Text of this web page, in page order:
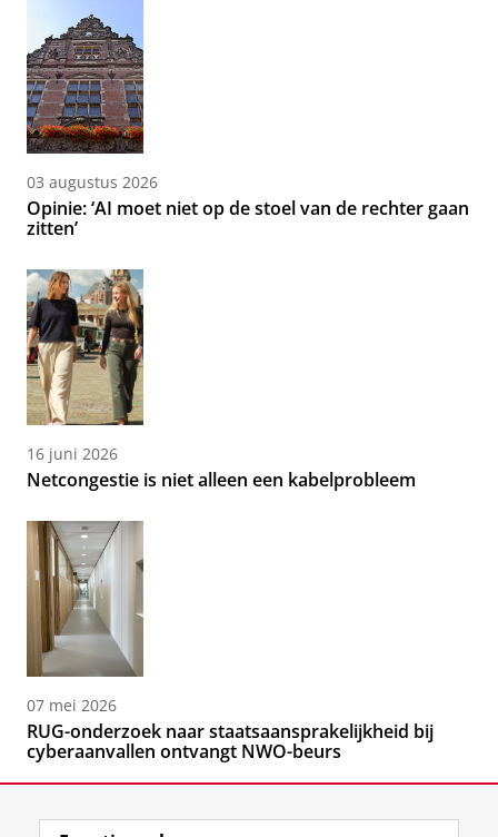
03 augustus 2026
Opinie: ‘AI moet niet op de stoel van de rechter gaan
zitten’
16 juni 2026
Netcongestie is niet alleen een kabelprobleem
07 mei 2026
RUG-onderzoek naar staatsaansprakelijkheid bij
cyberaanvallen ontvangt NWO-beurs